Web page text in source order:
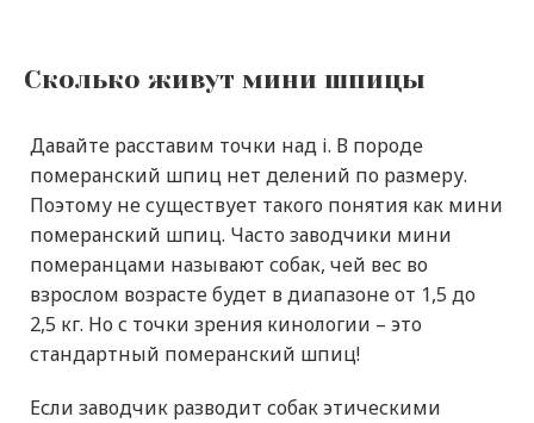
Сколько живут мини шпицы
Давайте расставим точки над i. В породе
померанский шпиц нет делений по размеру.
Поэтому не существует такого понятия как мини
померанский шпиц. Часто заводчики мини
померанцами называют собак, чей вес во
взрослом возрасте будет в диапазоне от 1,5 до
2,5 кг. Но с точки зрения кинологии – это
стандартный померанский шпиц!
Если заводчик разводит собак этическими